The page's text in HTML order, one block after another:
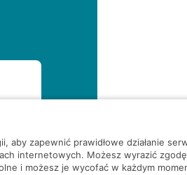
zapewnić prawidłowe działanie
internetowych. Możesz wyrazić
i możesz je wycofać w każdym